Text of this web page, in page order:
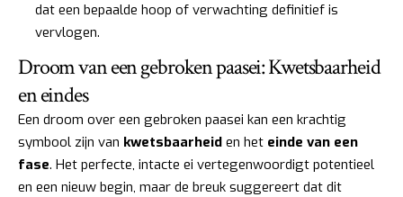
dat een bepaalde hoop of verwachting definitief is
vervlogen.
Droom van een gebroken paasei: Kwetsbaarheid
en eindes
Een droom over een gebroken paasei kan een krachtig
symbool zijn van kwetsbaarheid en het einde van een
fase. Het perfecte, intacte ei vertegenwoordigt potentieel
en een nieuw begin, maar de breuk suggereert dat dit